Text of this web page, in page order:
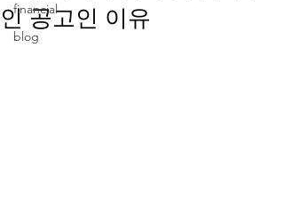
financial
blog
인 공고인 이유